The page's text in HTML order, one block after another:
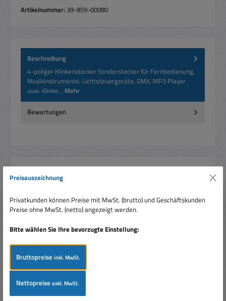
Artikelnummer: 39-859-00080
Beschreibung
4-poliger Klinkenstecker Sonderstecker für Fernbedienung,
Musikinstrumente, Lichtsteuergeräte, DMX, MP3 Player
usw. Klinke… Mehr
Bewertungen
Produktgalerie überspringen
Ähnliche Artikel
Preisauszeichnung
Privatkunden können Preise mit MwSt. (brutto) und Geschäftskunden
Preise ohne MwSt. (netto) angezeigt werden.
Bitte wählen Sie Ihre bevorzugte Einstellung:
Bruttopreiseinkl. MwSt.
Nettopreiseexkl. MwSt.